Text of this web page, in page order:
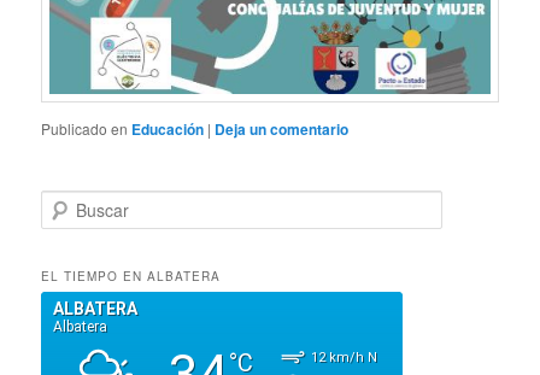
Publicado en Educación | Deja un comentario
u
c
a
EL TIEMPO EN ALBATERA